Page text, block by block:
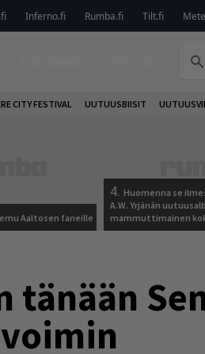
Inferno.fi Rumba.fi Tilt.fi
CITY FESTIVAL UUTUUSBIISIT
Aaltosen faneille
4. Huomenna se
A.W. Yrjänän
mammuttimainen
tänään